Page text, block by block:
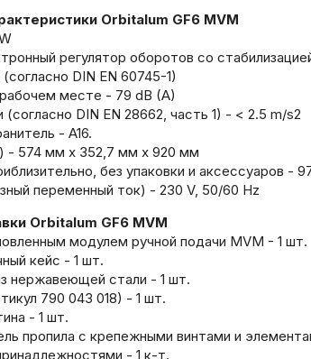
Orbitalum GF6 MVM
регулятор оборотов со
DIN EN 60745-1)
месте - 79 dB (A)
(согласно DIN EN 28662, часть 1) - < 2.5 m/s2
- A16.
- 574 мм x 352,7 мм x 920 мм
без упаковки и аксессуаров -
переменный ток) - 230 V, 50/60 Hz
Orbitalum GF6 MVM
модулем ручной подачи MVM - 1 шт.
кейс - 1 шт.
нержавеющей стали - 1 шт.
790 043 018) - 1 шт.
- 1 шт.
пропила с крепежными винтами и
- 1 к-т.